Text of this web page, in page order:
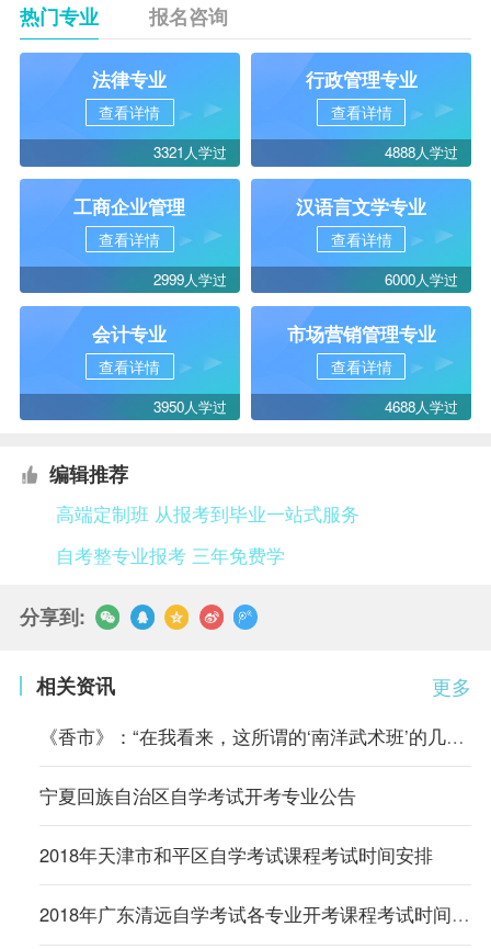
热门专业 报名咨询
法律专业
查看详情
3321人学过
行政管理专业
查看详情
4888人学过
工商企业管理
查看详情
2999人学过
汉语言文学专业
查看详情
6000人学过
会计专业
查看详情
3950人学过
市场营销管理专业
查看详情
4688人学过
编辑推荐
高端定制班 从报考到毕业一站式服务
自考整专业报考 三年免费学
分享到:
更多
相关资讯
《香市》：“在我看来，这所谓的‘南洋武术班’的几套把式比起从前
宁夏回族自治区自学考试开考专业公告
2018年天津市和平区自学考试课程考试时间安排
2018年广东清远自学考试各专业开考课程考试时间安排的通知